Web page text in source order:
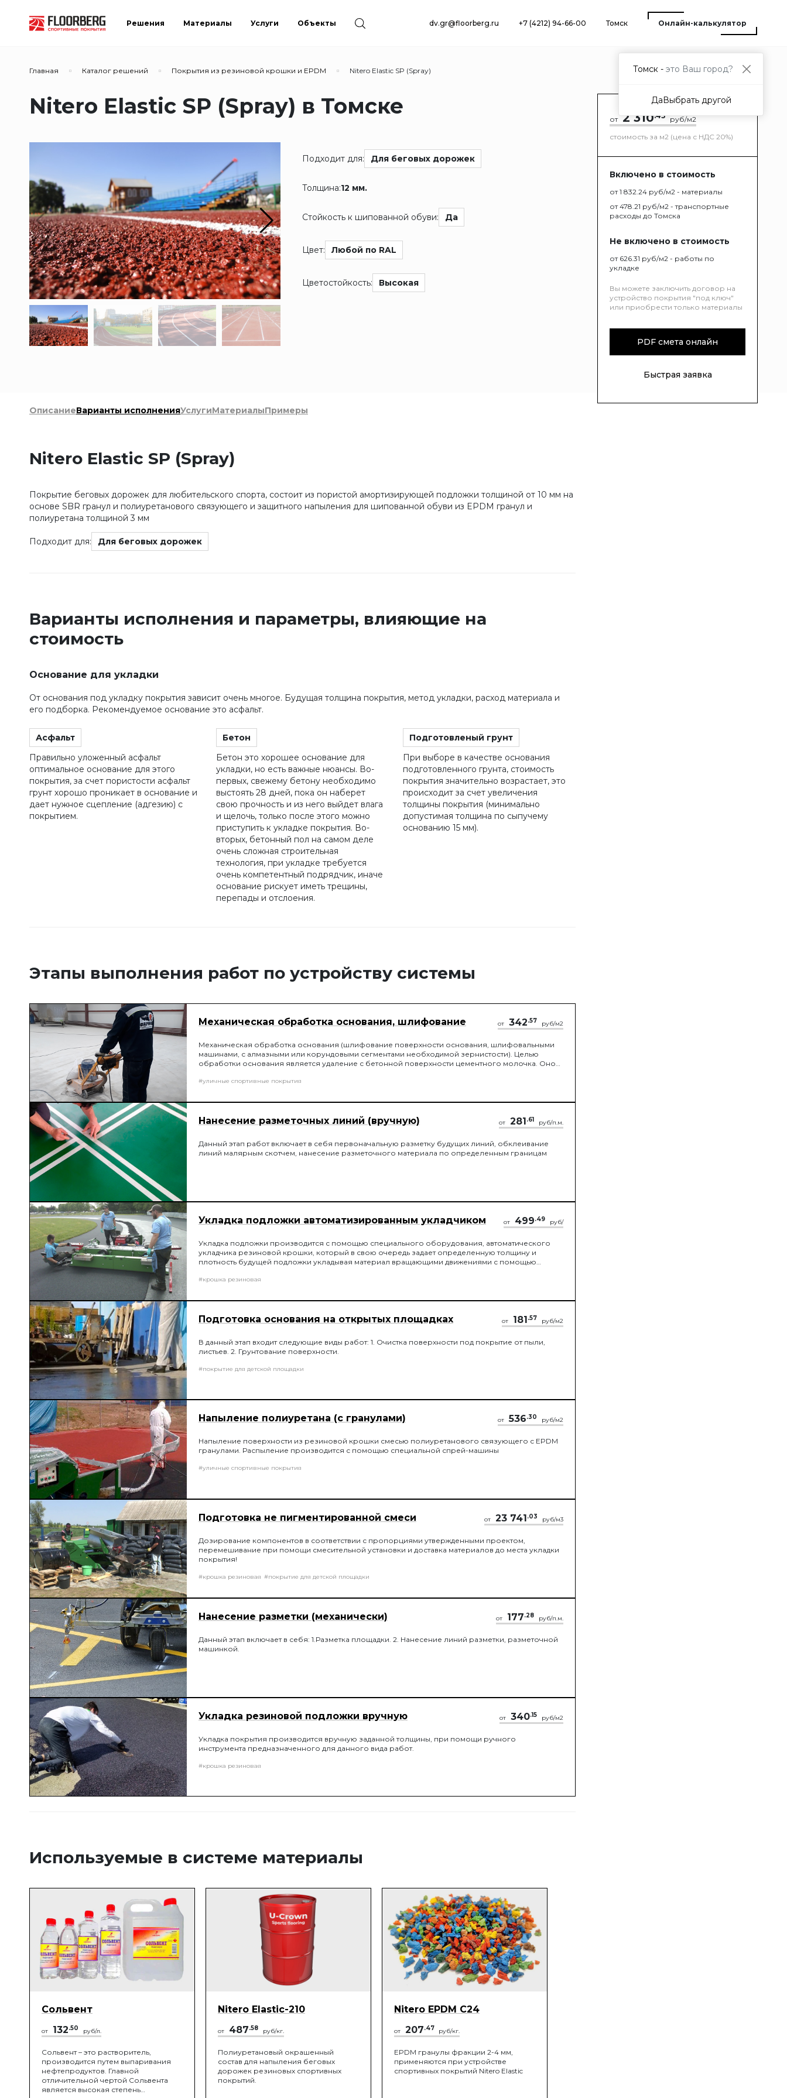
Решения Материалы Услуги Объекты dv.gr@floorberg.ru +7 (4212) 94-66-00 Томск Онлайн-калькулятор
Главная Каталог решений Покрытия из резиновой крошки и EPDM Nitero Elastic SP (Spray)
Nitero Elastic SP (Spray) в Томске
Подходит для: Для беговых дорожек
Толщина:12 мм.
Стойкость к шипованной обуви: Да
Цвет: Любой по RAL
Цветостойкость: Высокая
от 2 310.45 руб/м2
стоимость за м2 (цена с НДС 20%)
Включено в стоимость
от 1 832.24 руб/м2 - материалы
от 478.21 руб/м2 - транспортные
расходы до Томска
Не включено в стоимость
от 626.31 руб/м2 - работы по
укладке
Вы можете заключить договор на
устройство покрытия "под ключ"
или приобрести только материалы
PDF смета онлайн
Быстрая заявка
ОписаниеВарианты исполненияУслугиМатериалыПримеры
Nitero Elastic SP (Spray)
Покрытие беговых дорожек для любительского спорта, состоит из пористой амортизирующей подложки толщиной от 10 мм на
основе SBR гранул и полиуретанового связующего и защитного напыления для шипованной обуви из EPDM гранул и
полиуретана толщиной 3 мм
Подходит для: Для беговых дорожек
Варианты исполнения и параметры, влияющие на
стоимость
Основание для укладки
От основания под укладку покрытия зависит очень многое. Будущая толщина покрытия, метод укладки, расход материала и
его подборка. Рекомендуемое основание это асфальт.
Асфальт
Правильно уложенный асфальт
оптимальное основание для этого
покрытия, за счет пористости асфальт
грунт хорошо проникает в основание и
дает нужное сцепление (адгезию) с
покрытием.
Бетон
Бетон это хорошее основание для
укладки, но есть важные нюансы. Во-
первых, свежему бетону необходимо
выстоять 28 дней, пока он наберет
свою прочность и из него выйдет влага
и щелочь, только после этого можно
приступить к укладке покрытия. Во-
вторых, бетонный пол на самом деле
очень сложная строительная
технология, при укладке требуется
очень компетентный подрядчик, иначе
основание рискует иметь трещины,
перепады и отслоения.
Подготовленый грунт
При выборе в качестве основания
подготовленного грунта, стоимость
покрытия значительно возрастает, это
происходит за счет увеличения
толщины покрытия (минимально
допустимая толщина по сыпучему
основанию 15 мм).
Этапы выполнения работ по устройству системы
Механическая обработка основания, шлифование от 342.57 руб/м2
Механическая обработка основания (шлифование поверхности основания, шлифовальными
машинами, с алмазными или корундовыми сегментами необходимой зернистости). Целью
обработки основания является удаление с бетонной поверхности цементного молочка. Оно
соединению покрытия и основы.
#уличные спортивные покрытия
Нанесение разметочных линий (вручную) от 281.61 руб/п.м.
Данный этап работ включает в себя первоначальную разметку будущих линий, обклеивание
линий малярным скотчем, нанесение разметочного материала по определенным границам
Укладка подложки автоматизированным укладчиком от 499.49 руб/
Укладка подложки производится с помощью специального оборудования, автоматического
укладчика резиновой крошки, который в свою очередь задает определенную толщину и
плотность будущей подложки укладывая материал вращающими движениями с помощью
#крошка резиновая
Подготовка основания на открытых площадках от 181.57 руб/м2
В данный этап входит следующие виды работ: 1. Очистка поверхности под покрытие от пыли,
листьев. 2. Грунтование поверхности.
#покрытие для детской площадки
Напыление полиуретана (с гранулами) от 536.30 руб/м2
Напыление поверхности из резиновой крошки смесью полиуретанового связующего с EPDM
гранулами. Распыление производится с помощью специальной спрей-машины
#уличные спортивные покрытия
Подготовка не пигментированной смеси от 23 741.03 руб/м3
Дозирование компонентов в соответствии с пропорциями утвержденными проектом,
перемешивание при помощи смесительной установки и доставка материалов до места укладки
покрытия!
#крошка резиновая #покрытие для детской площадки
Нанесение разметки (механически) от 177.28 руб/п.м.
Данный этап включает в себя: 1.Разметка площадки. 2. Нанесение линий разметки, разметочной
машинкой.
Укладка резиновой подложки вручную от 340.15 руб/м2
Укладка покрытия производится вручную заданной толщины, при помощи ручного
инструмента предназначенного для данного вида работ.
#крошка резиновая
Используемые в системе материалы
Сольвент
от 132.50 руб/л.
Сольвент – это растворитель,
производится путем выпаривания
нефтепродуктов. Главной
отличительной чертой Сольвента
является высокая степень
Nitero Elastic-210
от 487.58 руб/кг.
Полиуретановый окрашенный
состав для напыления беговых
дорожек резиновых спортивных
покрытий.
Nitero EPDM C24
от 207.47 руб/кг.
EPDM гранулы фракции 2-4 мм,
применяются при устройстве
спортивных покрытий Nitero Elastic
Томск - это Ваш город?
ДаВыбрать другой